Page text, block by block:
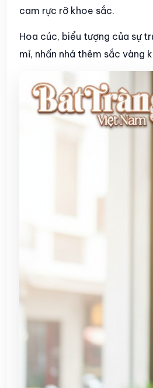
cam rực rỡ khoe sắc.
Hoa cúc, biểu tượng của sự
mỉ, nhấn nhá thêm sắc vàng